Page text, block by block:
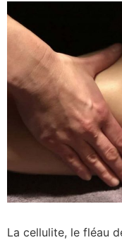
La cellulite, le fléau